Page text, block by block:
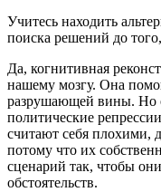
Учитесь находить
поиска решений до
Да, когнитивная
нашему мозгу. Она
разрушающей вины. Но
политические
считают себя плохими,
потому что их
сценарий так, чтобы
обстоятельств.